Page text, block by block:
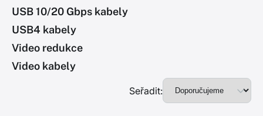
USB 10/20 Gbps kabely
USB4 kabely
Video redukce
Video kabely
Seřadit: